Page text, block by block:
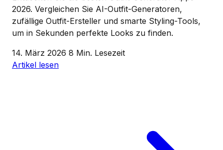
2026. Vergleichen Sie AI-Outfit-Generatoren,
zufällige Outfit-Ersteller und smarte Styling-Tools,
um in Sekunden perfekte Looks zu finden.
14. März 2026 8 Min. Lesezeit
Artikel lesen